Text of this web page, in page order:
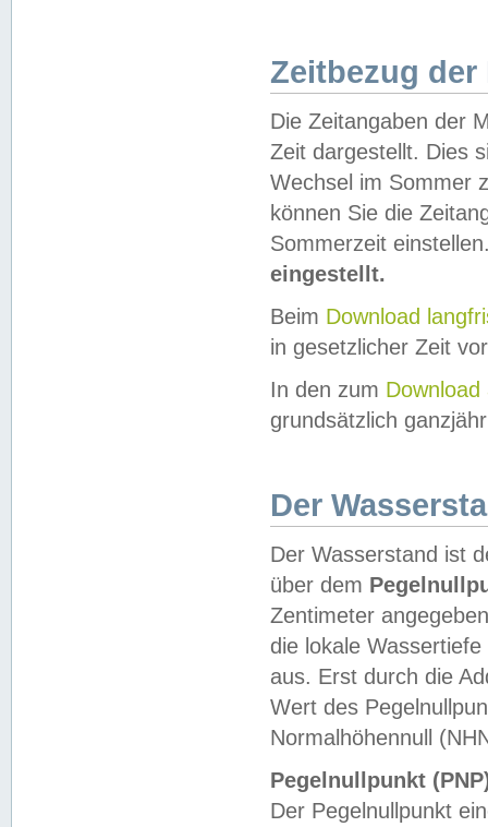
Zeitbezug der
Die Zeitangaben der
Zeit dargestellt. Dies
Wechsel im Sommer
können Sie die
Sommerzeit
eingestellt.
Beim Download
in gesetzlicher Zeit
In den zum Download
grundsätzlich
Der
Der Wasserstand ist
über dem
Zentimeter
die lokale
aus. Erst durch die
Wert des
Normalhöhennull
Pegelnullpunkt
Der Pegelnullpunkt